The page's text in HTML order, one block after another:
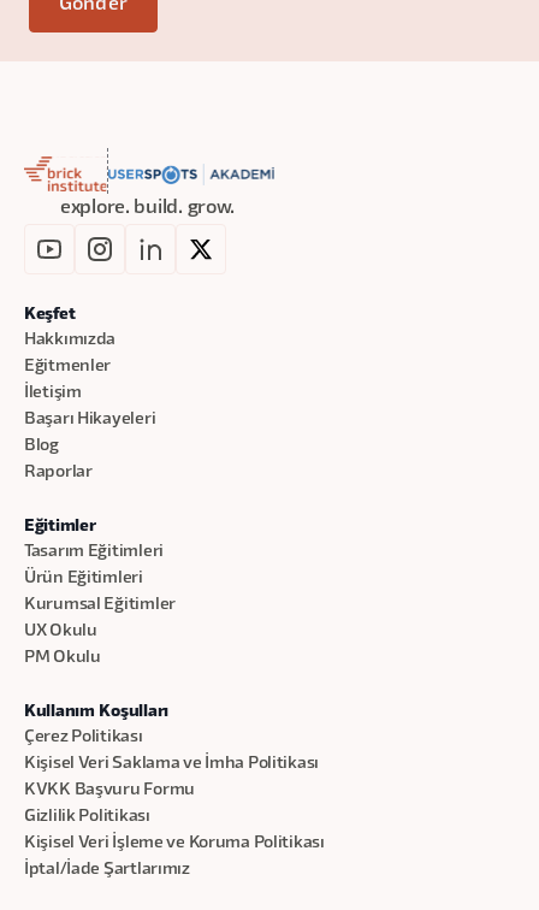
explore. build. grow.
Keşfet
Hakkımızda
Eğitmenler
İletişim
Başarı Hikayeleri
Blog
Raporlar
Eğitimler
Tasarım Eğitimleri
Ürün Eğitimleri
Kurumsal Eğitimler
UX Okulu
PM Okulu
Kullanım Koşulları
Çerez Politikası
Kişisel Veri Saklama ve İmha Politikası
KVKK Başvuru Formu
Gizlilik Politikası
Kişisel Veri İşleme ve Koruma Politikası
İptal/İade Şartlarımız